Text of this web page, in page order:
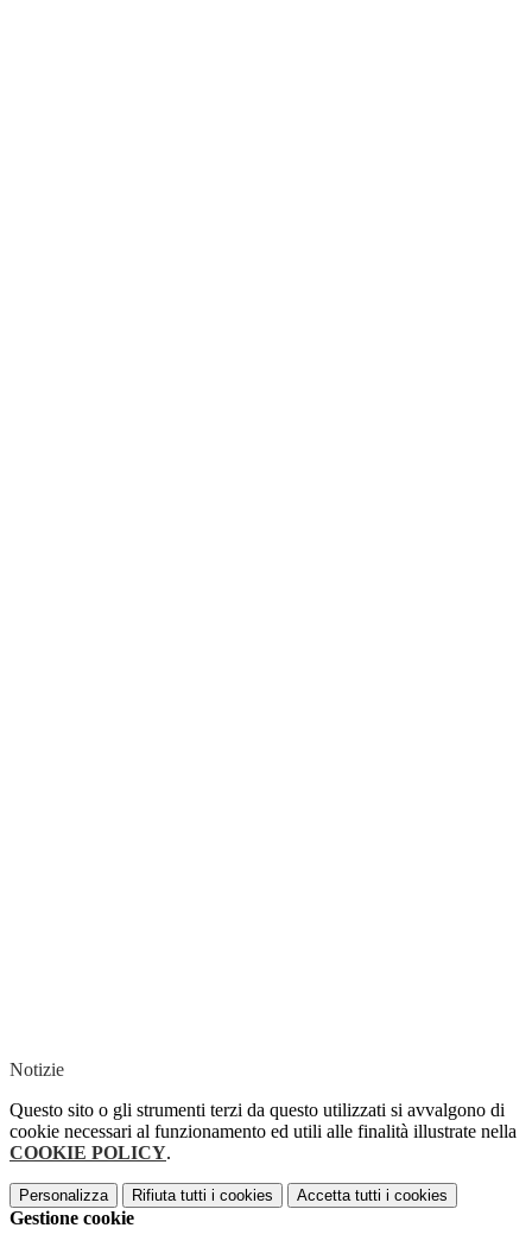
Notizie
Questo sito o gli strumenti terzi da questo utilizzati si avvalgono di
cookie necessari al funzionamento ed utili alle finalità illustrate nella
COOKIE POLICY.
Personalizza Rifiuta tutti i cookies Accetta tutti i cookies
Gestione cookie